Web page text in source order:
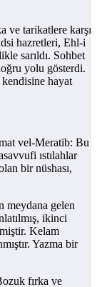
ve tarikatlere karşı
hazretleri, Ehl-i
sarıldı. Sohbet
yolu gösterdi.
hayat
vel-Meratib: Bu
ıstılahlar
bir nüshası,
meydana gelen
ikinci
Kelam
Yazma bir
fırka ve